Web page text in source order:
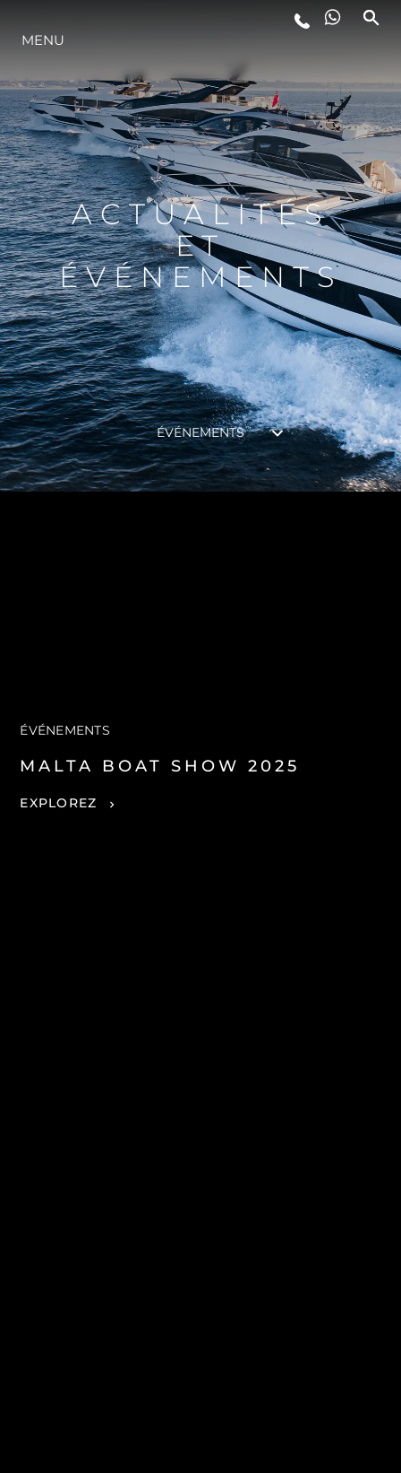
L'INNOVATION
LA SOCIÉTÉ
NOTRE ÉQUIPE
NOTRE HÉRITAGE
ESTIMEZ VOTRE BATEAU
MENU
ACTUALITÉS
ET
ÉVÉNEMENTS
ÉVÉNEMENTS
ÉVÉNEMENTS
MALTA BOAT SHOW 2025
EXPLOREZ